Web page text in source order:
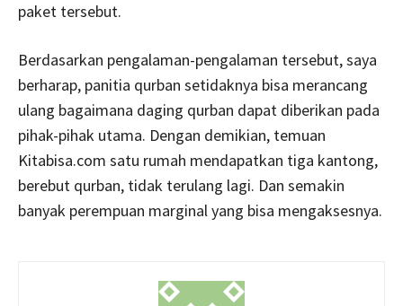
paket tersebut.
Berdasarkan pengalaman-pengalaman tersebut, saya
berharap, panitia qurban setidaknya bisa merancang
ulang bagaimana daging qurban dapat diberikan pada
pihak-pihak utama. Dengan demikian, temuan
Kitabisa.com satu rumah mendapatkan tiga kantong,
berebut qurban, tidak terulang lagi. Dan semakin
banyak perempuan marginal yang bisa mengaksesnya.